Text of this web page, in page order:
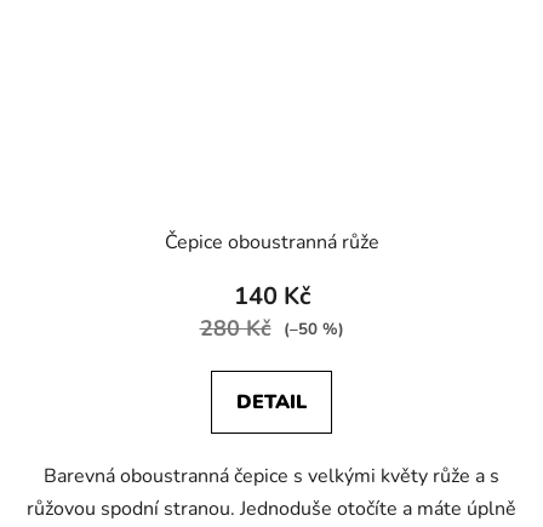
Čepice oboustranná růže
140 Kč
280 Kč (–50 %)
DETAIL
Barevná oboustranná čepice s velkými květy růže a s
růžovou spodní stranou. Jednoduše otočíte a máte úplně